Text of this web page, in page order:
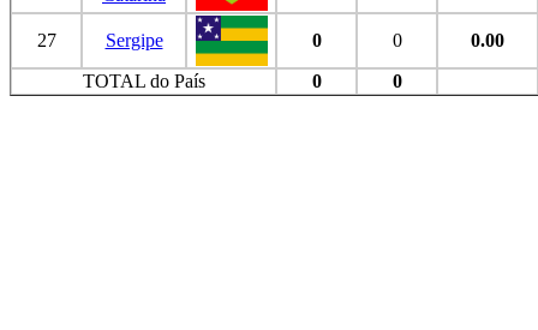
27 Sergipe 0 0
0.00
TOTAL do País
0 0